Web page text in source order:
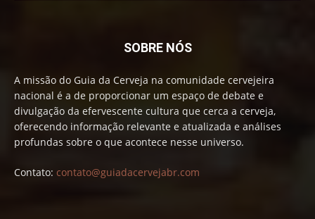
SOBRE NÓS
A missão do Guia da Cerveja na comunidade cervejeira
nacional é a de proporcionar um espaço de debate e
divulgação da efervescente cultura que cerca a cerveja,
oferecendo informação relevante e atualizada e análises
profundas sobre o que acontece nesse universo.
Contato: contato@guiadacervejabr.com